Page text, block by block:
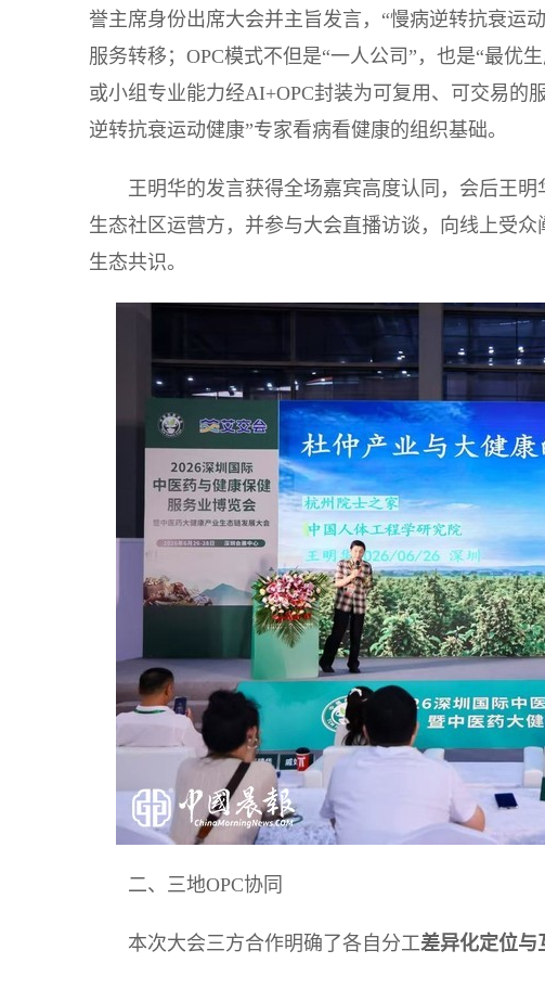
誉主席身份出席大会并主旨发言，“慢病逆转抗衰运
服务转移；OPC模式不但是“一人公司”，也是“最优
或小组专业能力经AI+OPC封装为可复用、可交易的
逆转抗衰运动健康”专家看病看健康的组织基础。
王明华的发言获得全场嘉宾高度认同，会后王
生态社区运营方，并参与大会直播访谈，向线上受
生态共识。
二、三地OPC协同
本次大会三方合作明确了各自分工差异化定位与